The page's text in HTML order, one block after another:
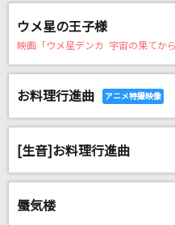
リアルタイムで
JUST
ふ・れ・ん・ど・し・
学園生活部[丈槍由紀(水瀬いのり)
(M・A・O)、直樹美紀(高橋李依)]
[生音]会いたくて
ウメ星の王子様
映画「ウメ星デンカ 宇宙の果てか
お料理行進曲
[生音]お料理行進曲
蜃気楼